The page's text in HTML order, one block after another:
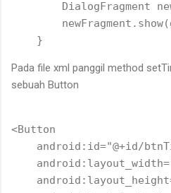
DialogFragment
Pada file xml panggil method
sebuah Button
<Button
android:id="@+id/